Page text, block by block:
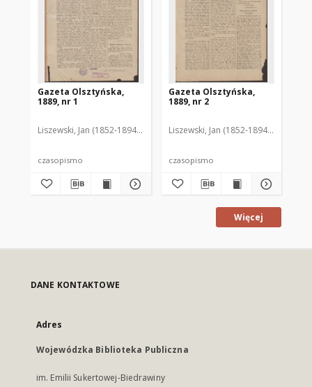
Gazeta Olsztyńska,
1889, nr 1
Liszewski, Jan (1852-1894). Red.
czasopismo
Gazeta Olsztyńska,
1889, nr 2
Liszewski, Jan (1852-1894). Red.
czasopismo
Więcej
DANE KONTAKTOWE
Adres
Wojewódzka Biblioteka Publiczna
im. Emilii Sukertowej-Biedrawiny